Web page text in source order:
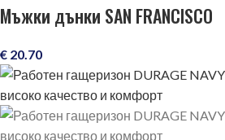
Мъжки дънки SAN FRANCISCO
€ 20.70